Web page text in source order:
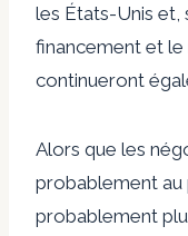
les États-Unis et,
financement et
continueront
Alors que les
probablement
probablement